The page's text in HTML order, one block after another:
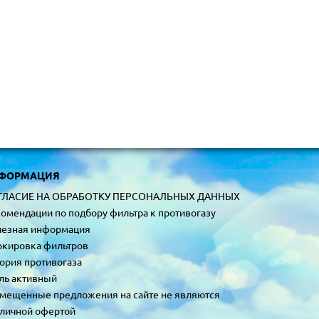
НА ОБРАБОТКУ ПЕРСОНАЛЬНЫХ ДАННЫХ
по подбору фильтра к противогазу
информация
фильтров
противогаза
активный
предложения на сайте не являются
офертой